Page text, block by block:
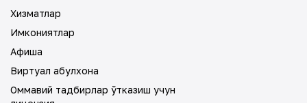
Хизматлар
Имкониятлар
Афиша
Виртуал қабулхона
Оммавий тадбирлар ўтказиш учун